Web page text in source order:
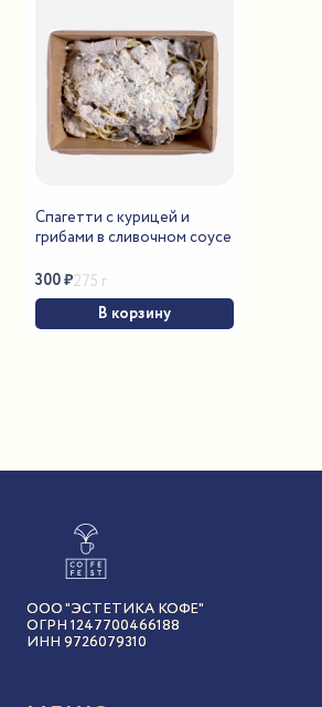
Спагетти с курицей и
грибами в сливочном соусе
300₽275 г
В корзину
ООО "ЭСТЕТИКА КОФЕ"
ОГРН 1247700466188
ИНН 9726079310